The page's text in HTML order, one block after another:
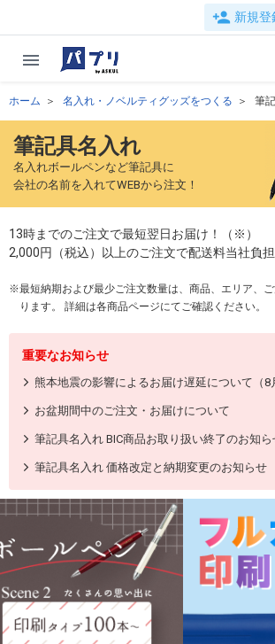
person_add 新規登
menu
ホーム 名入れ・ノベルティグッズをつくる 筆
筆記具名入れ
名入れボールペンなど筆記具に
会社の名前を入れてWEBから注文！
13時までのご注文で最短翌日お届け！（※）
2,000円（税込）以上のご注文で配送料当社負担
最短納期および最少ご注文数量は、商品、エリア、
ります。 詳細は各商品ページにてご確認ください。
重要なお知らせ
熊本地震の影響によるお届け遅延について（8
お盆期間中のご注文・お届けについて
筆記具名入れ BIC商品お取り扱い終了のお知ら
筆記具名入れ 価格改定と納期変更のお知らせ